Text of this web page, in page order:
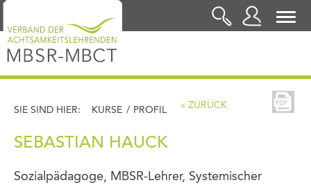
LOGIN
SIE SIND HIER: KURSE / PROFIL « ZURÜCK
SEBASTIAN HAUCK
Sozialpädagoge, MBSR-Lehrer, Systemischer